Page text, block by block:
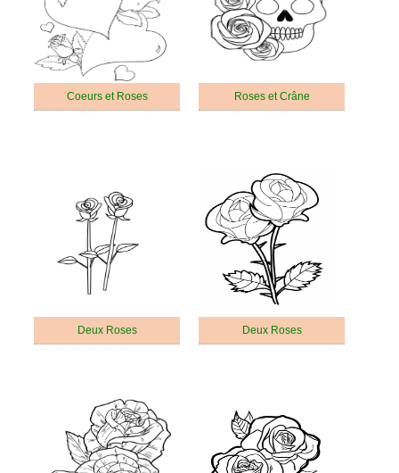
Coeurs et Roses Roses et Crâne
Deux Roses Deux Roses